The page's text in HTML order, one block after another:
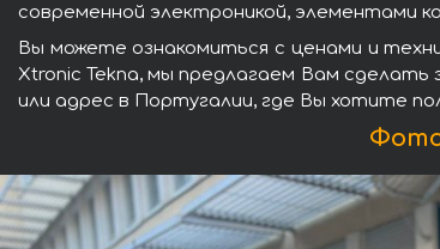
современной электроникой, элементами
Вы можете ознакомиться с ценами и
Xtronic Tekna, мы предлагаем Вам
или адрес в Португалии, где Вы хотите